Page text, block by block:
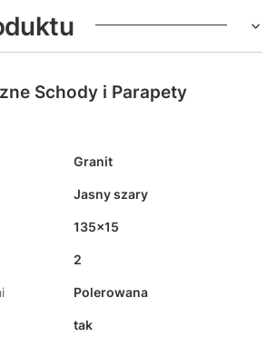
Schody i Parapety
Granit
Jasny szary
135x15
2
Polerowana
tak